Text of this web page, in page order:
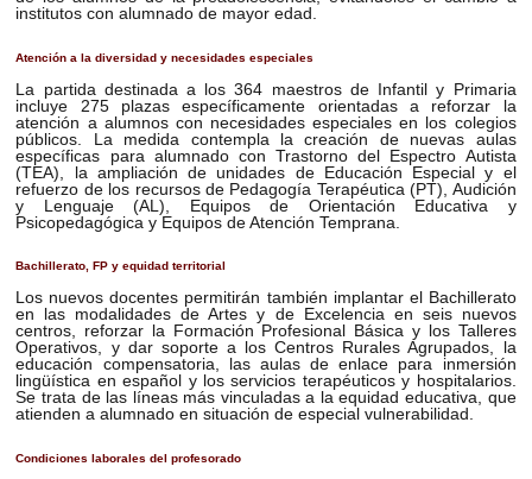
institutos con alumnado de mayor edad.
Atención a la diversidad y necesidades especiales
La partida destinada a los 364 maestros de Infantil y Primaria
incluye 275 plazas específicamente orientadas a reforzar la
atención a alumnos con necesidades especiales en los colegios
públicos. La medida contempla la creación de nuevas aulas
específicas para alumnado con Trastorno del Espectro Autista
(TEA), la ampliación de unidades de Educación Especial y el
refuerzo de los recursos de Pedagogía Terapéutica (PT), Audición
y Lenguaje (AL), Equipos de Orientación Educativa y
Psicopedagógica y Equipos de Atención Temprana.
Bachillerato, FP y equidad territorial
Los nuevos docentes permitirán también implantar el Bachillerato
en las modalidades de Artes y de Excelencia en seis nuevos
centros, reforzar la Formación Profesional Básica y los Talleres
Operativos, y dar soporte a los Centros Rurales Agrupados, la
educación compensatoria, las aulas de enlace para inmersión
lingüística en español y los servicios terapéuticos y hospitalarios.
Se trata de las líneas más vinculadas a la equidad educativa, que
atienden a alumnado en situación de especial vulnerabilidad.
Condiciones laborales del profesorado